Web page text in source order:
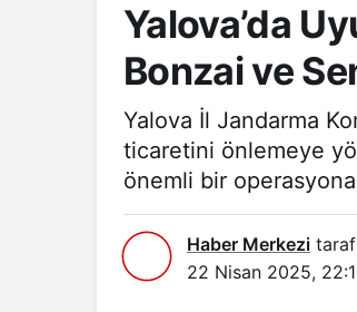
Yalova’da
Bonzai ve
Yalova İl Jandarma
ticaretini önlemeye
önemli bir
Haber Merkezi
22 Nisan 2025,